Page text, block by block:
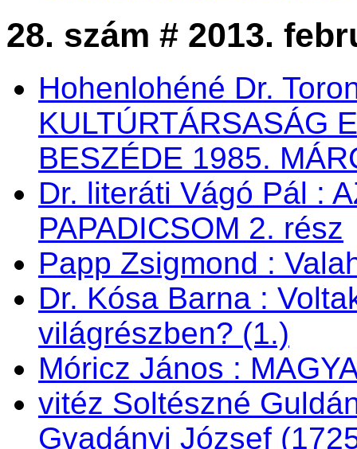
28. szám # 2013.
Hohenlohéné Dr.
KULTÚRTÁRSASÁG
BESZÉDE 1985.
Dr. literáti Vágó Pál :
PAPADICSOM 2. rész
Papp Zsigmond :
Dr. Kósa Barna :
világrészben? (1.)
Móricz János :
vitéz Soltészné
Gvadányi József